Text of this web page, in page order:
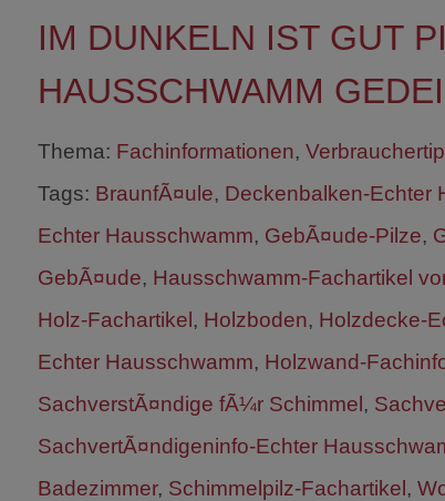
IM DUNKELN IST GUT
HAUSSCHWAMM
Thema: Fachinformationen,
Tags: BraunfÃ¤ule, Deckenbalken-Echter
Echter Hausschwamm, GebÃ¤ude-Pilze,
GebÃ¤ude, Hausschwamm-Fachartikel
Holz-Fachartikel, Holzboden, Holzdecke-
Echter Hausschwamm, Holzwand-
SachverstÃ¤ndige fÃ¼r Schimmel,
SachvertÃ¤ndigeninfo-Echter
Badezimmer, Schimmelpilz-Fachartikel,